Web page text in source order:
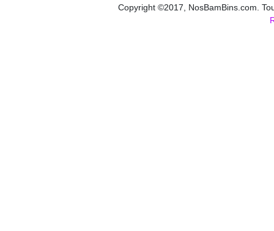
Copyright ©2017, NosBamBins.com.